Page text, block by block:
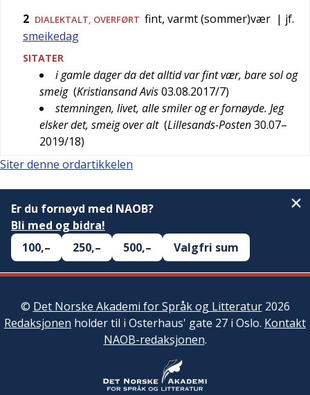
2 DIALEKTALT, OVERFØRT fint, varmt (sommer)vær | jf.
smeikedag
SITATER
i gamle dager da det alltid var fint vær, bare sol og
smeig (Kristiansand Avis03.08.2017/7)
stemningen, livet, alle smiler og er fornøyde. Jeg
elsker det, smeig over alt (Lillesands-Posten30.07–
2019/18)
Siter denne ordartikkelen
Er du fornøyd med NAOB?
Bli med og bidra!
100,–
250,– 500,– Valgfri sum
© Det Norske Akademi for Språk og Litteratur2026
Redaksjonen holder til i Osterhaus' gate 27 i Oslo. Kontakt
NAOB-redaksjonen.